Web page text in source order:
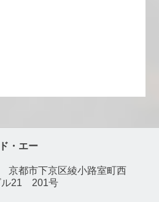
・エー
京都市下京区綾小路室町西
ル21 201号